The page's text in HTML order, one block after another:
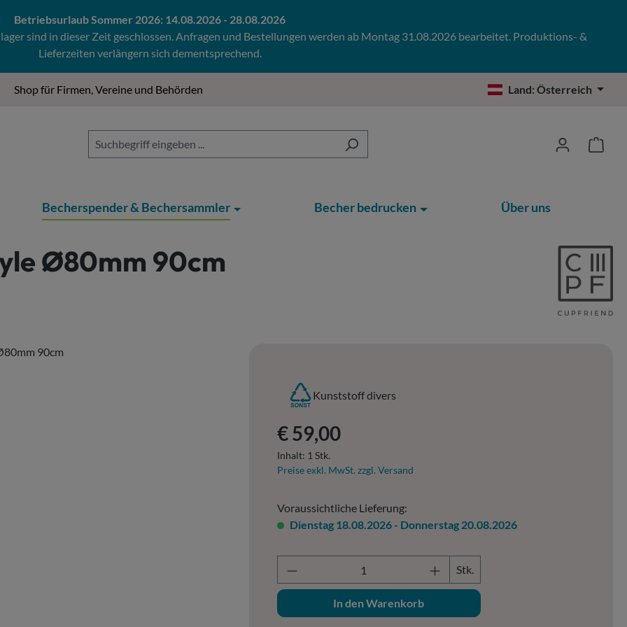
Betriebsurlaub Sommer 2026: 14.08.2026 - 28.08.2026
sind in dieser Zeit geschlossen. Anfragen und Bestellungen werden ab Montag 31.08.2026 bearbeitet. Produktions- &
Lieferzeiten verlängern sich dementsprechend.
Shop für Firmen, Vereine und Behörden Land:Österreich
Becherspender & Bechersammler Becher bedrucken Über uns
Ø80mm 90cm
Kunststoff divers
Regulärer Preis:
€ 59,00
Inhalt: 1 Stk.
Preise exkl. MwSt. zzgl. Versand
Voraussichtliche Lieferung:
Dienstag 18.08.2026 - Donnerstag 20.08.2026
Produkt Anzahl: Gib den gewünschten Wert
Stk.
In den Warenkorb